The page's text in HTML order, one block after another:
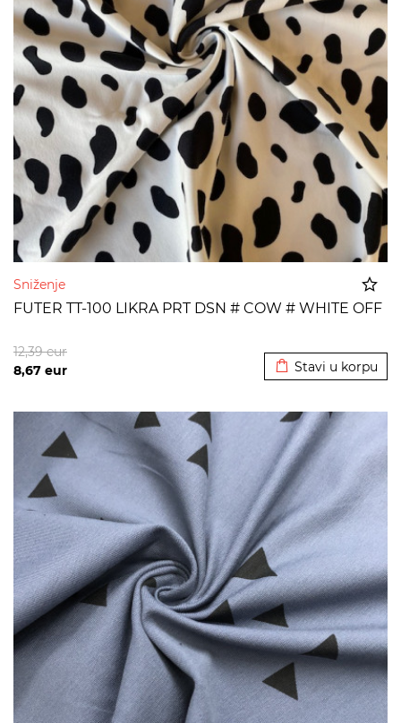
Sniženje
FUTER TT-100 LIKRA PRT DSN # COW # WHITE OFF
8,67 eur
12,39eur
Stavi u korpu